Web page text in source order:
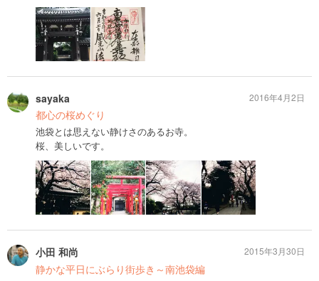
sayaka
都心の桜めぐり
池袋とは思えない静けさのあるお寺。
桜、美しいです。
2016年4月2日
小田 和尚
静かな平日にぶらり街歩き～南池袋編
2015年3月30日